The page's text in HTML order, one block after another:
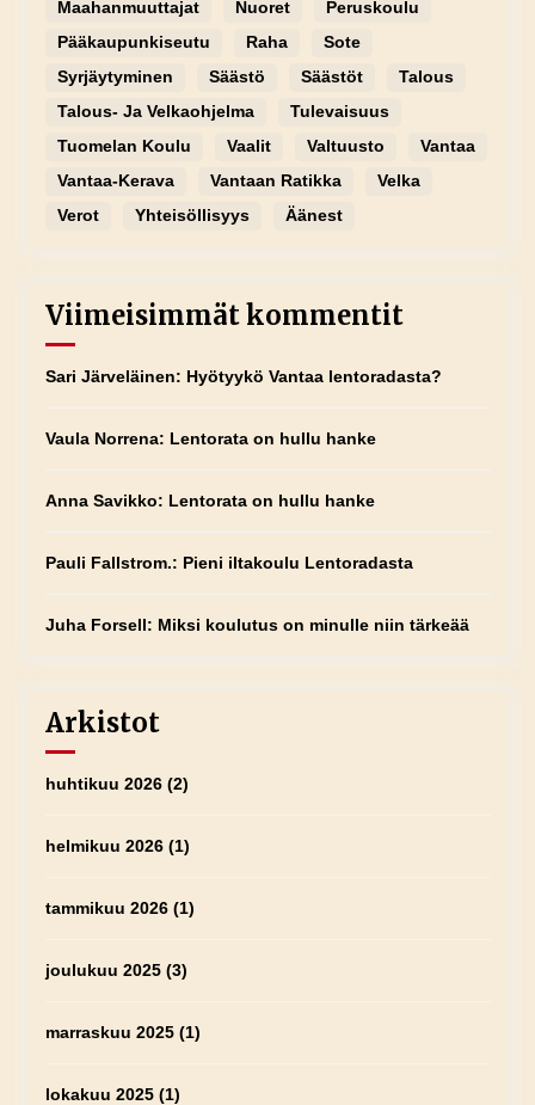
Maahanmuuttajat Nuoret
Peruskoulu
Pääkaupunkiseutu
Raha
Sote
Syrjäytyminen
Säästö Säästöt
Talous
Talous- Ja Velkaohjelma
Tulevaisuus
Tuomelan Koulu
Vaalit Valtuusto
Vantaa
Vantaa-Kerava
Vantaan Ratikka
Velka
Verot
Yhteisöllisyys Äänest
Viimeisimmät kommentit
Sari Järveläinen: Hyötyykö Vantaa lentoradasta?
Vaula Norrena: Lentorata on hullu hanke
Anna Savikko: Lentorata on hullu hanke
Pauli Fallstrom.: Pieni iltakoulu Lentoradasta
Juha Forsell: Miksi koulutus on minulle niin tärkeää
Arkistot
huhtikuu 2026(2)
helmikuu 2026(1)
tammikuu 2026(1)
joulukuu 2025(3)
marraskuu 2025(1)
lokakuu 2025(1)